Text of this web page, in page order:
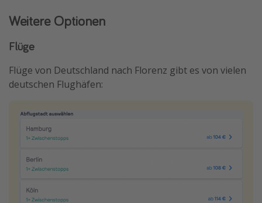
Weitere Optionen
Flüge
Flüge von Deutschland nach Florenz gibt es von vielen
deutschen Flughäfen: